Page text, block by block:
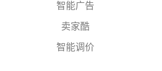
智能广告
卖家酷
智能调价